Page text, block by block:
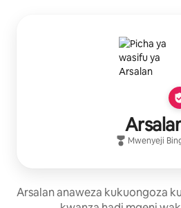
Mwenyeji
Arsalan anaweza kukuongoza